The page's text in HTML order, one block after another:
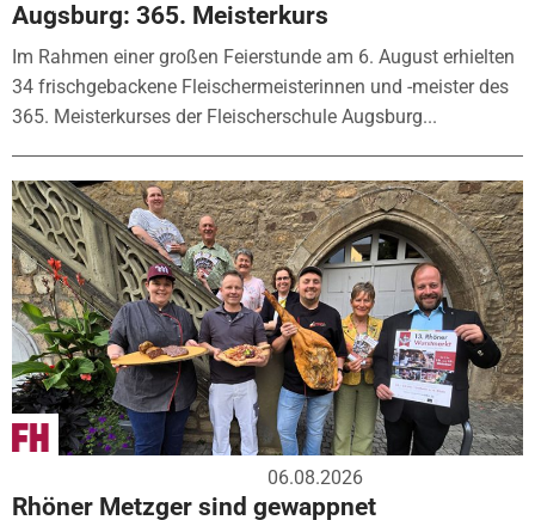
Augsburg: 365. Meisterkurs
Im Rahmen einer großen Feierstunde am 6. August erhielten
34 frischgebackene Fleischermeisterinnen und -meister des
365. Meisterkurses der Fleischerschule Augsburg...
06.08.2026
Rhöner Metzger sind gewappnet